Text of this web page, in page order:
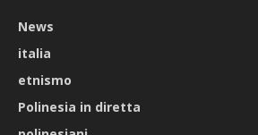
News
italia
etnismo
Polinesia in diretta